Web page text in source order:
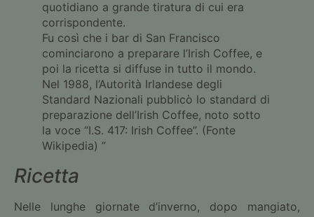
quotidiano a grande tiratura di cui era
corrispondente.
Fu così che i bar di San Francisco
cominciarono a preparare l’Irish Coffee, e
poi la ricetta si diffuse in tutto il mondo.
Nel 1988, l’Autorità Irlandese degli
Standard Nazionali pubblicò lo standard di
preparazione dell’Irish Coffee, noto sotto
la voce “I.S. 417: Irish Coffee”. (Fonte
Wikipedia) ”
Ricetta
Nelle lunghe giornate d’inverno, dopo mangiato,